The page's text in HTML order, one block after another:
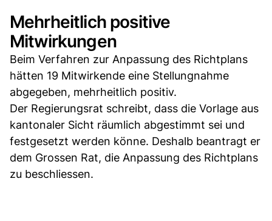
Mehrheitlich positive
Mitwirkungen
Beim Verfahren zur Anpassung des Richtplans
hätten 19 Mitwirkende eine Stellungnahme
abgegeben, mehrheitlich positiv.
Der Regierungsrat schreibt, dass die Vorlage aus
kantonaler Sicht räumlich abgestimmt sei und
festgesetzt werden könne. Deshalb beantragt er
dem Grossen Rat, die Anpassung des Richtplans
zu beschliessen.